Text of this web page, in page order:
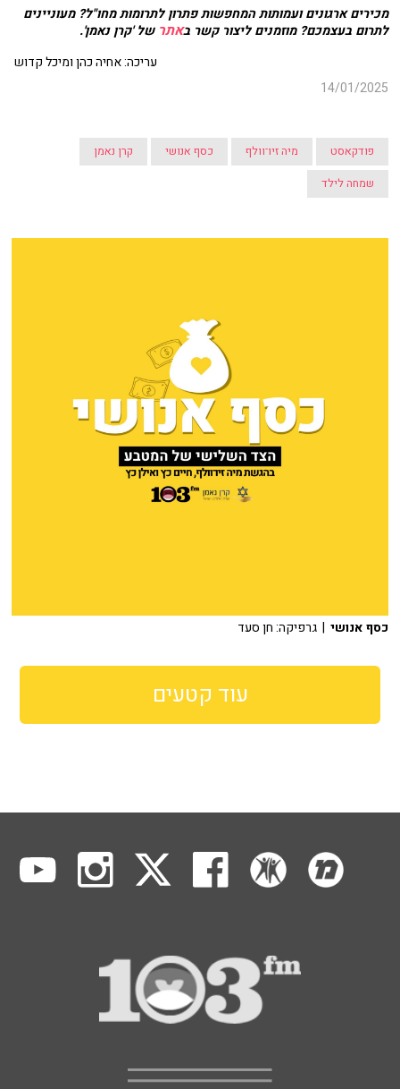
מכירים ארגונים ועמותות המחפשות פתרון לתרומות מחו"ל? מעוניינים
לתרום בעצמכם? מוזמנים ליצור קשר באתר של 'קרן נאמן'.
עריכה: אחיה כהן ומיכל קדוש
14/01/2025
פודקאסט מיה זיו־וולף כסף אנושי
קרן נאמן
שמחה לילד
כסף אנושי | גרפיקה: חן סעד
עוד קטעים